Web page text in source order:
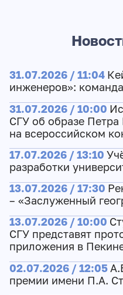
31.07.2026 / 11:04
инженеров»:
31.07.2026 / 10:00
СГУ об образе
на всероссийском
17.07.2026 / 13:10
разработки
13.07.2026 / 17:30
– «Заслуженный
13.07.2026 / 10:00
СГУ представят
приложения в
02.07.2026 / 12:05
премии имени П.А.